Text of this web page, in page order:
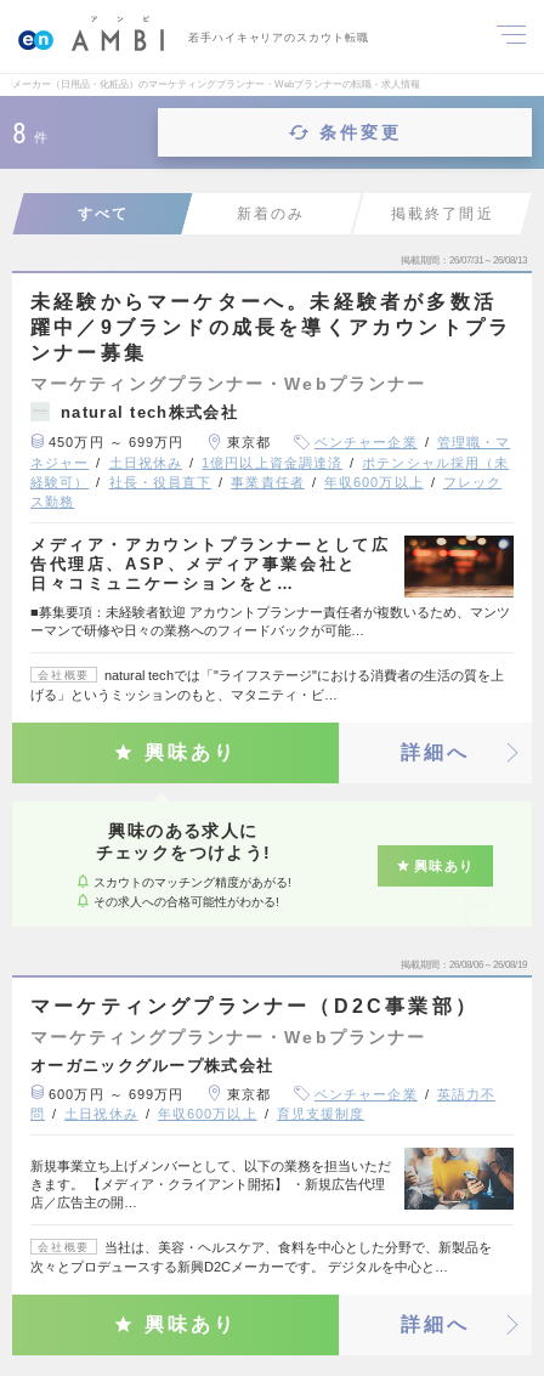
若手ハイキャリアのスカウト転職
メーカー（日用品・化粧品）のマーケティングプランナー・Webプランナーの転職・求人情報
8 件 条件変更
すべて 新着のみ 掲載終了間近
掲載期間 26/07/31～26/08/13
未経験からマーケターへ。未経験者が多数活
躍中／9ブランドの成長を導くアカウントプラ
ンナー募集
マーケティングプランナー・Webプランナー
natural tech株式会社
450万円 ～ 699万円 東京都 ベンチャー企業
管理職・マ
ネジャー
土日祝休み 1億円以上資金調達済
ポテンシャル採用（未
経験可）
社長・役員直下 事業責任者 年収600万以上
フレック
ス勤務
メディア・アカウントプランナーとして広
告代理店、ASP、メディア事業会社と
日々コミュニケーションをと…
■募集要項：未経験者歓迎 アカウントプランナー責任者が複数いるため、マンツ
ーマンで研修や日々の業務へのフィードバックが可能…
会社概要
natural techでは「"ライフステージ"における消費者の生活の質を上
げる」というミッションのもと、マタニティ・ビ…
興味あり 詳細へ
興味のある求人に
チェックをつけよう!
スカウトのマッチング精度があがる!
その求人への合格可能性がわかる!
興味あり
掲載期間 26/08/06～26/08/19
マーケティングプランナー（D2C事業部）
マーケティングプランナー・Webプランナー
オーガニックグループ株式会社
600万円 ～ 699万円 東京都 ベンチャー企業
英語力不
問
土日祝休み 年収600万以上 育児支援制度
新規事業立ち上げメンバーとして、以下の業務を担当いただ
きます。 【メディア・クライアント開拓】 ・新規広告代理
店／広告主の開…
会社概要
当社は、美容・ヘルスケア、食料を中心とした分野で、新製品を
次々とプロデュースする新興D2Cメーカーです。 デジタルを中心と…
興味あり 詳細へ